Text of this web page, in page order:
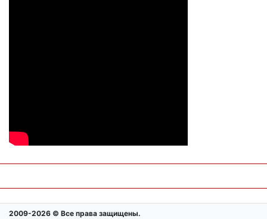
2009-2026 © Все права защищены.